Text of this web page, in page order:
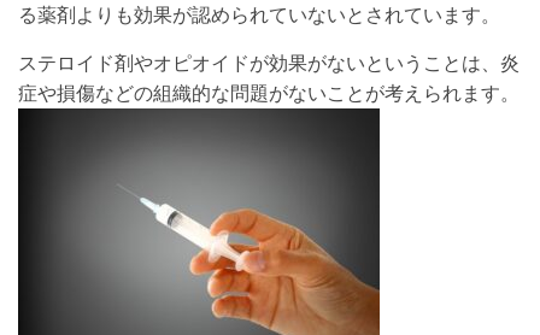
る薬剤よりも効果が認められていないとされています。
ステロイド剤やオピオイドが効果がないということは、炎
症や損傷などの組織的な問題がないことが考えられます。